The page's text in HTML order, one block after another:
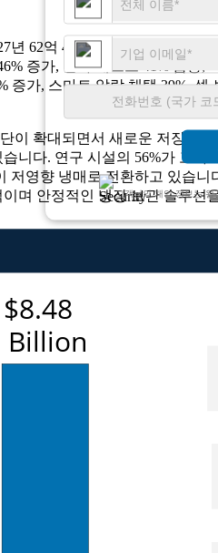
고객님의 개인 정보는
년 62억 4천만 달러로 성장하
증가, 분자 테스트 41% 급증,
증가, 스마트 알람 채택 39%, 셀
이 확대되면서 새로운 저장
니다. 연구 시설의 56%가 고
영향 냉매로 전환하고 있습
며 안정적인 냉장 보관 솔루